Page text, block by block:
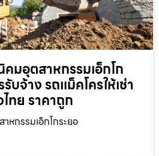
คมอุตสาหกรรมเอ็กโก
บจ้าง รถแม็คโครให้เช่า
ทย ราคาถูก
หกรรมเอ็กโกระยอ